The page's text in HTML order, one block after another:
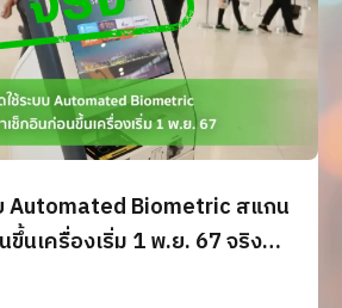
Automated Biometric สแกน
ขึ้นเครื่องเริ่ม 1 พ.ย. 67 จริง